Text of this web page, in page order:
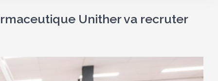
Unither va recruter